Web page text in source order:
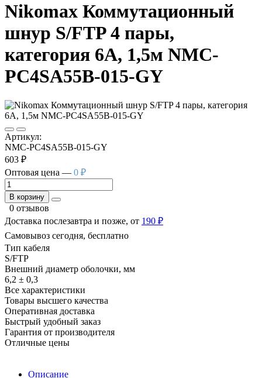
Nikomax Коммутационный
шнур S/FTP 4 пары,
категория 6А, 1,5м NMC-
PC4SA55B-015-GY
Артикул:
NMC-PC4SA55B-015-GY
603 ₽
Оптовая цена — 0 ₽
В корзину
0 отзывов
Доставка послезавтра и позже, от 190 ₽
Самовывоз сегодня, бесплатно
Тип кабеля
S/FTP
Внешний диаметр оболочки, мм
6,2 ± 0,3
Все характеристики
Товары высшего качества
Оперативная доставка
Быстрый удобный заказ
Гарантия от производителя
Отличные цены
Описание